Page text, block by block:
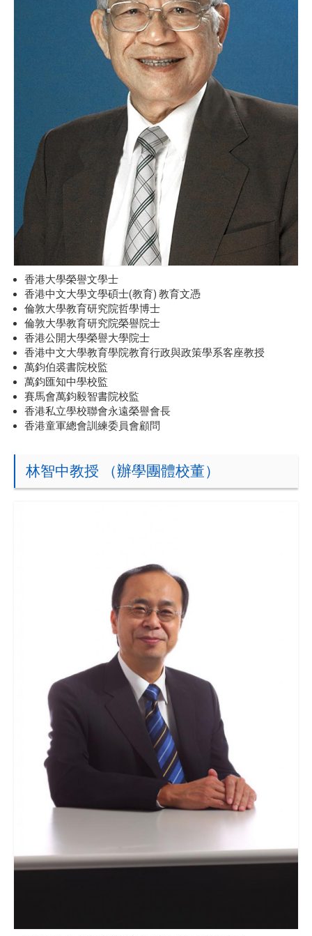
香港大學榮譽文學士
香港中文大學文學碩士(教育) 教育文憑
倫敦大學教育研究院哲學博士
倫敦大學教育研究院榮譽院士
香港公開大學榮譽大學院士
香港中文大學教育學院教育行政與政策學系客座教授
萬鈞伯裘書院校監
萬鈞匯知中學校監
賽馬會萬鈞毅智書院校監
香港私立學校聯會永遠榮譽會長
香港童軍總會訓練委員會顧問
林智中教授 （辦學團體校董）